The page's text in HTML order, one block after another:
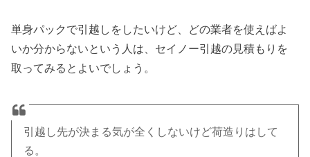
単身パックで引越しをしたいけど、どの業者を使えばよ
いか分からないという人は、セイノー引越の見積もりを
取ってみるとよいでしょう。
引越し先が決まる気が全くしないけど荷造りはして
る。